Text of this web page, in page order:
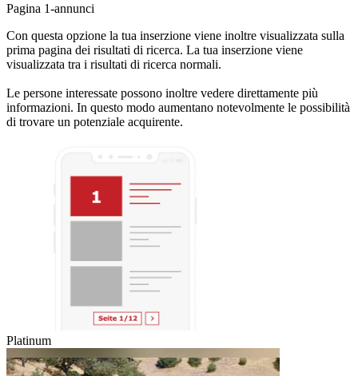
Pagina 1-annunci
Con questa opzione la tua inserzione viene inoltre visualizzata sulla
prima pagina dei risultati di ricerca. La tua inserzione viene
visualizzata tra i risultati di ricerca normali.
Le persone interessate possono inoltre vedere direttamente più
informazioni. In questo modo aumentano notevolmente le possibilità
di trovare un potenziale acquirente.
Platinum